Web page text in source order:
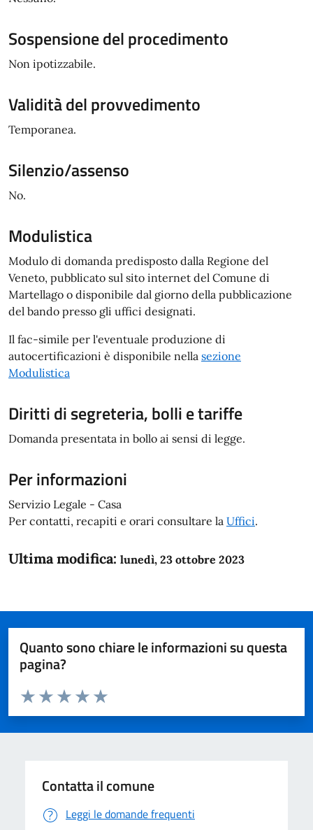
Sospensione del procedimento
Non ipotizzabile.
Validità del provvedimento
Temporanea.
Silenzio/assenso
No.
Modulistica
Modulo di domanda predisposto dalla Regione del
Veneto, pubblicato sul sito internet del Comune di
Martellago o disponibile dal giorno della pubblicazione
del bando presso gli uffici designati.
Il fac-simile per l'eventuale produzione di
autocertificazioni è disponibile nella sezione
Modulistica
Diritti di segreteria, bolli e tariffe
Domanda presentata in bollo ai sensi di legge.
Per informazioni
Servizio Legale - Casa
Per contatti, recapiti e orari consultare la Uffici.
Ultima modifica: lunedì, 23 ottobre 2023
Quanto sono chiare le informazioni su questa
pagina?
Domanda
Valuta da 1 a 5 stelle la pagina
Valuta 5 stelle su 5
Valuta 4 stelle su 5
Valuta 3 stelle su 5
Valuta 2 stelle su 5
Valuta 1 stelle su 5
Contatta il comune
Leggi le domande frequenti